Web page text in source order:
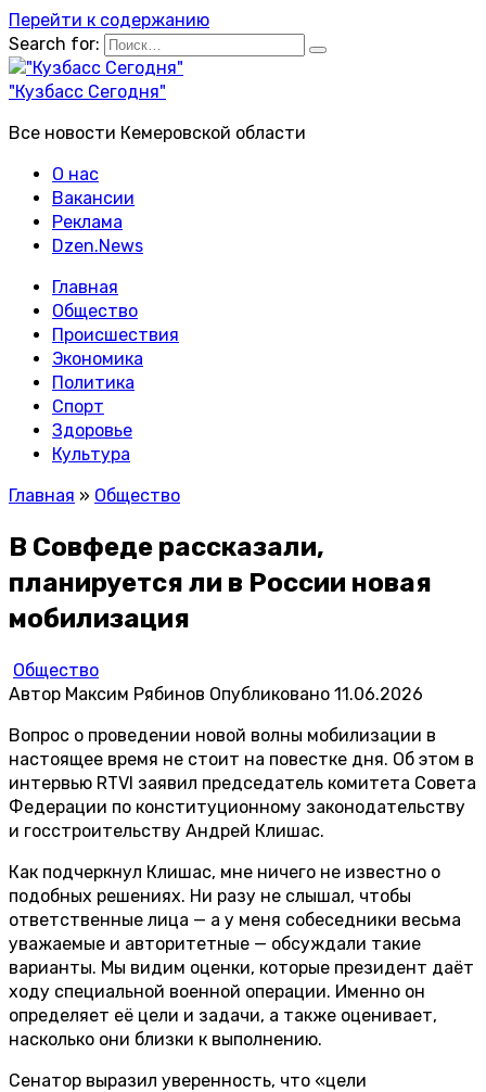
Перейти к содержанию
Search for:
"Кузбасс Сегодня"
Все новости Кемеровской области
О нас
Вакансии
Реклама
Dzen.News
Главная
Общество
Происшествия
Экономика
Политика
Спорт
Здоровье
Культура
Главная » Общество
В Совфеде рассказали,
планируется ли в России новая
мобилизация
Общество
Автор Максим Рябинов Опубликовано 11.06.2026
Вопрос о проведении новой волны мобилизации в
настоящее время не стоит на повестке дня. Об этом в
интервью RTVI заявил председатель комитета Совета
Федерации по конституционному законодательству
и госстроительству Андрей Клишас.
Как подчеркнул Клишас, мне ничего не известно о
подобных решениях. Ни разу не слышал, чтобы
ответственные лица — а у меня собеседники весьма
уважаемые и авторитетные — обсуждали такие
варианты. Мы видим оценки, которые президент даёт
ходу специальной военной операции. Именно он
определяет её цели и задачи, а также оценивает,
насколько они близки к выполнению.
Сенатор выразил уверенность, что «цели